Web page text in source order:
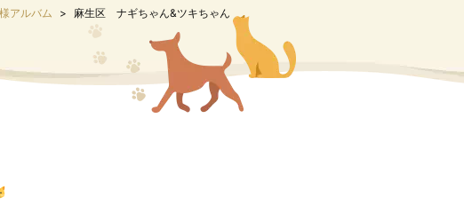
アルバム 麻生区 ナギちゃん&ツキちゃん